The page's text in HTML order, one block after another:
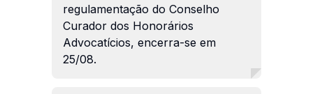
regulamentação do Conselho
Curador dos Honorários
Advocatícios, encerra-se em
25/08.